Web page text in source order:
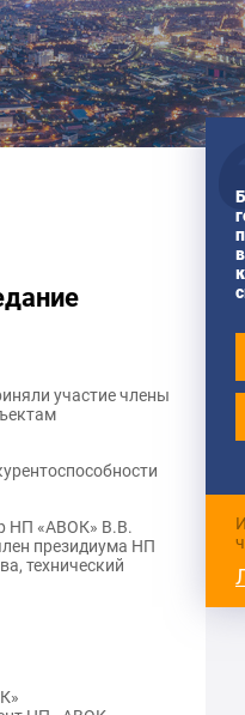
участие члены
НП «АВОК» В.В.
президиума НП
технический